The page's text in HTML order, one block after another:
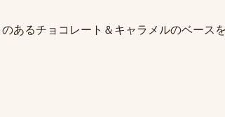
あるチョコレート＆キャラメルのベース